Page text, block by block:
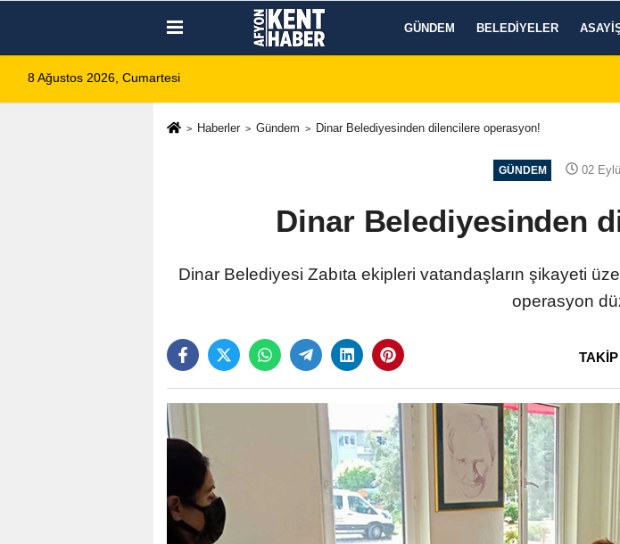
GÜNDEM BELEDIYELER
8 Ağustos 2026, Cumartesi
Haberler Gündem Dinar Belediyesinden dilencilere operasyon!
GÜNDEM 02
Dinar Belediyesinden
Dinar Belediyesi Zabıta ekipleri vatandaşların şikayeti
operasyon